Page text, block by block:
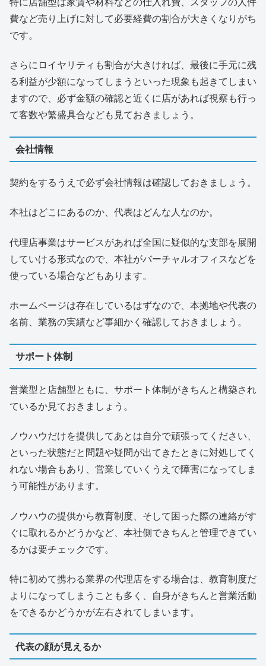
費など売り上げに対して必要経費の割合が大きくなりがち
です。
さらにロイヤリティも割合が大きければ、最後に手元に残
る利益が少額になってしまうといった現象も起きてしまい
ますので、必ず金額の確認と近くに店があれば視察も行っ
て客数や繁盛具合なども見ておきましょう。
会社情報
契約をするうえで必ず会社情報は確認しておきましょう。
本社はどこにあるのか、代表はどんな人なのか。
代理店事業はサービスがあれば全国に疑似的な支部を展開
していける形式なので、本社がバーチャルオフィスなどを
使っている場合などもあります。
ホームページは存在しているはずなので、本拠地や代表の
名前、業務の実績など事細かく確認しておきましょう。
サポート体制
営業型と店舗型ともに、サポート体制がきちんと構築され
ているか見ておきましょう。
ノウハウだけを提供してあとは自分で頑張ってください、
といった状態だと問題や疑問が出てきたときに対処してく
れない場合もあり、営業していくうえで障害になってしま
う可能性があります。
ノウハウの提供から教育制度、そして困った際の連絡がす
ぐに取れるかどうかなど、本社側できちんと管理できてい
るかは要チェックです。
特に初めて携わる業界の代理店をする場合は、教育制度だ
よりになってしまうことも多く、自身がきちんと営業活動
をできるかどうかが左右されてしまいます。
代表の顔が見えるか